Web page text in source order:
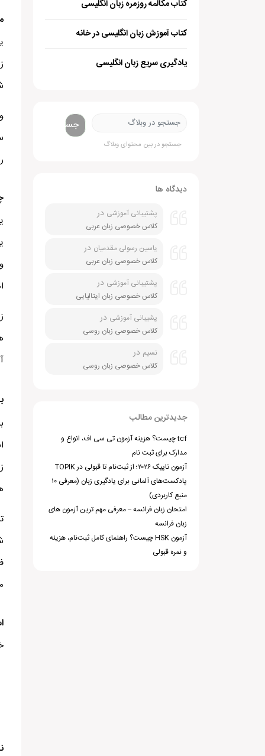
کتاب مکالمه روزمره زبان انگلیسی
کتاب آموزش زبان انگلیسی در خانه
یادگیری سریع زبان انگلیسی
جستجو
جستجو در بین محتوای وبلاگ
دیدگاه ها
پشتیبانی آموزشی در
کلاس خصوصی زبان عربی
یاسین رسولی مقدمیان در
کلاس خصوصی زبان عربی
پشتیبانی آموزشی در
کلاس خصوصی زبان ایتالیایی
پشیبانی آموزشی در
کلاس خصوصی زبان روسی
نسیم در
کلاس خصوصی زبان روسی
جدیدترین مطالب
tcf چیست؟ هزینه آزمون تی سی اف، انواع و
مدارک برای ثبت نام
آزمون تاپیک ۲۰۲۶؛ از ثبت‌نام تا قبولی در TOPIK
پادکست‌های آلمانی برای یادگیری زبان (معرفی ۱۰
منبع کاربردی)
امتحان زبان فرانسه – معرفی مهم ترین آزمون های
زبان فرانسه
آزمون HSK چیست؟ راهنمای کامل ثبت‌نام، هزینه
و نمره قبولی